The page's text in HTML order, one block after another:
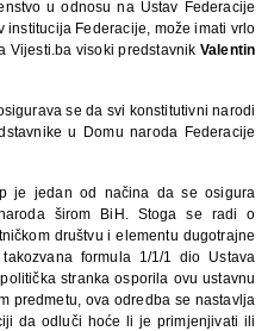
u odnosu na Ustav Federacije
institucija Federacije, može imati vrlo
Vijesti.ba visoki predstavnik Valentin
se da svi konstitutivni narodi
u Domu naroda Federacije
je jedan od načina da se osigura
širom BiH. Stoga se radi o
društvu i elementu dugotrajne
formula 1/1/1 dio Ustava
stranka osporila ovu ustavnu
predmetu, ova odredba se nastavlja
da odluči hoće li je primjenjivati ili